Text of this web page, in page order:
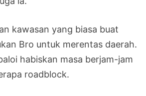
kawasan yang biasa buat
Bro untuk merentas daerah.
habiskan masa berjam-jam
roadblock.